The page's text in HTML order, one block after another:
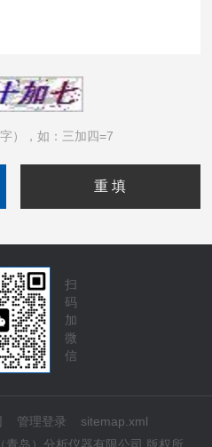
），如：三加四=7
扫
码
加
微
信
管理登录
sitemap.xml